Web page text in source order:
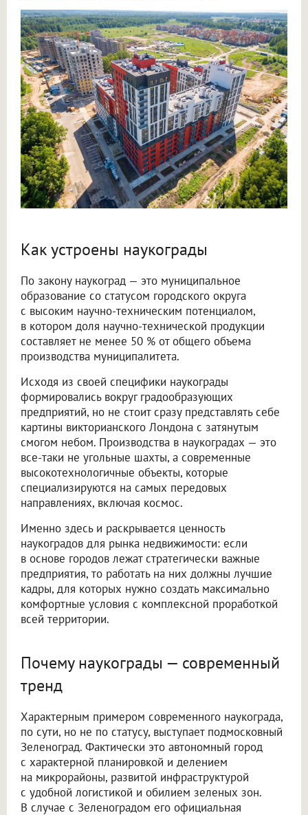
Как устроены наукограды
По закону наукоград — это муниципальное
образование со статусом городского округа
с высоким научно-техническим потенциалом,
в котором доля научно-технической продукции
составляет не менее 50 % от общего объема
производства муниципалитета.
Исходя из своей специфики наукограды
формировались вокруг градообразующих
предприятий, но не стоит сразу представлять себе
картины викторианского Лондона с затянутым
смогом небом. Производства в наукоградах — это
все-таки не угольные шахты, а современные
высокотехнологичные объекты, которые
специализируются на самых передовых
направлениях, включая космос.
Именно здесь и раскрывается ценность
наукоградов для рынка недвижимости: если
в основе городов лежат стратегически важные
предприятия, то работать на них должны лучшие
кадры, для которых нужно создать максимально
комфортные условия с комплексной проработкой
всей территории.
Почему наукограды — современный
тренд
Характерным примером современного наукограда,
по сути, но не по статусу, выступает подмосковный
Зеленоград. Фактически это автономный город
с характерной планировкой и делением
на микрорайоны, развитой инфраструктурой
с удобной логистикой и обилием зеленых зон.
В случае с Зеленоградом его официальная